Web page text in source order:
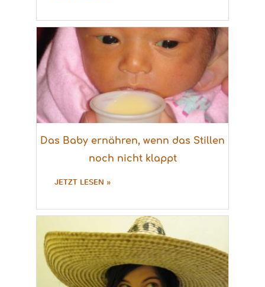
Das Baby ernähren, wenn das Stillen
noch nicht klappt
JETZT LESEN »